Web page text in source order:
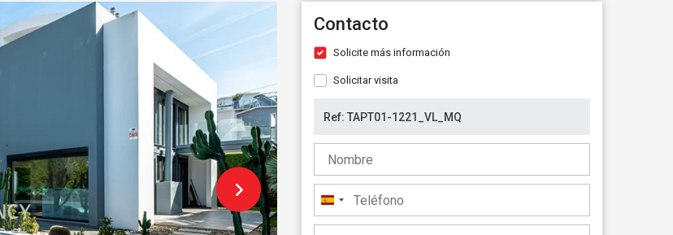
Contacto
Solicite más información
Solicitar visita
España
+34